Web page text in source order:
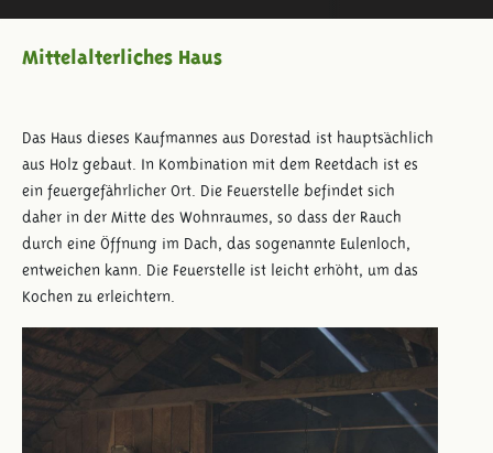
Mittelalterliches Haus
Das Haus dieses Kaufmannes aus Dorestad ist hauptsächlich
aus Holz gebaut. In Kombination mit dem Reetdach ist es
ein feuergefährlicher Ort. Die Feuerstelle befindet sich
daher in der Mitte des Wohnraumes, so dass der Rauch
durch eine Öffnung im Dach, das sogenannte Eulenloch,
entweichen kann. Die Feuerstelle ist leicht erhöht, um das
Kochen zu erleichtern.